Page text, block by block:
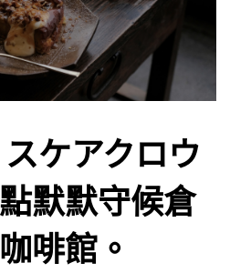
ケアクロウ
默默守候倉
啡館。